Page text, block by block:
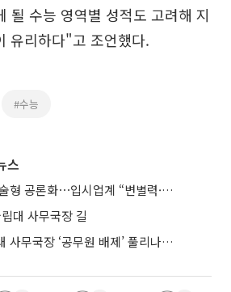
될 수능 영역별 성적도 고려해 지
유리하다"고 조언했다.
#수능
스
수능 절대평가·서논술형 공론화⋯입시업계 “변별력·사교육 대책 먼저”
대 사무국장 길
장 ‘공무원 배제’ 풀리나…응시자격 다시 열렸다